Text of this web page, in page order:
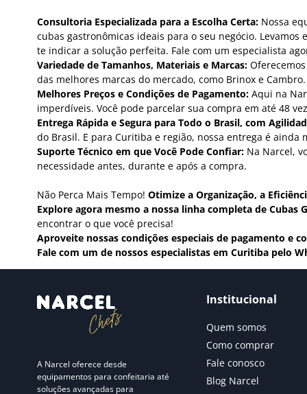
Consultoria Especializada para a Escolha Certa: Nossa
cubas gastronômicas ideais para o seu negócio.
te indicar a solução perfeita. Fale com um especialista
Variedade de Tamanhos, Materiais e Marcas:
das melhores marcas do mercado, como Brinox e
Melhores Preços e Condições de Pagamento: Aqui na
imperdíveis. Você pode parcelar sua compra em até 48
Entrega Rápida e Segura para Todo o Brasil, com
do Brasil. E para Curitiba e região, nossa entrega é
Suporte Técnico em que Você Pode Confiar: Na Narcel,
necessidade antes, durante e após a compra.
Não Perca Mais Tempo! Otimize a Organização, a
Explore agora mesmo a nossa linha completa de
encontrar o que você precisa!
Aproveite nossas condições especiais de pagamento e
Fale com um de nossos especialistas em Curitiba pelo
A Narcel oferece desde
equipamentos para confeitaria até
soluções avançadas para
Institucional
Quem somos
Como comprar
Fale conosco
Blog Narcel